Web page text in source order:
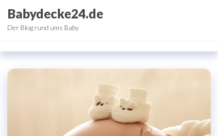
Inhalt
springen
Babydecke24.de
Der Blog rund ums Baby